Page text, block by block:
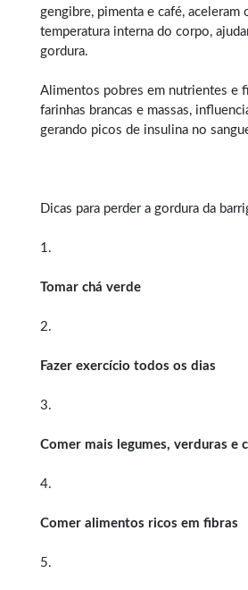
gengibre, pimenta e café, aceleram
temperatura interna do corpo,
gordura.
Alimentos pobres em nutrientes e
farinhas brancas e massas,
gerando picos de insulina no
Dicas para perder a gordura da
1.
Tomar chá verde
2.
Fazer exercício todos os dias
3.
Comer mais legumes, verduras e
4.
Comer alimentos ricos em fibras
5.